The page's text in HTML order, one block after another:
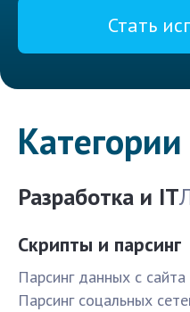
Стать
Разработка и IT
Скрипты и парсинг
Парсинг данных с сайта
Парсинг соцальных